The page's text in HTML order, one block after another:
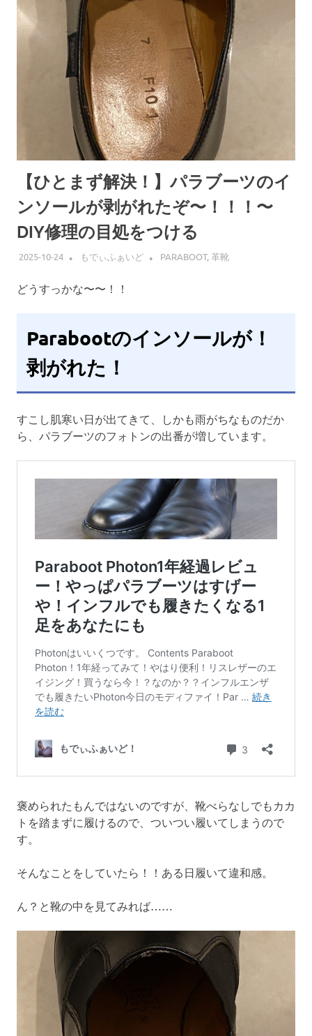
【ひとまず解決！】パラブーツのイ
ンソールが剥がれたぞ〜！！！〜
DIY修理の目処をつける
2025-10-24 もでぃふぁいど PARABOOT,革靴
どうすっかな〜〜！！
Parabootのインソールが！
剥がれた！
すこし肌寒い日が出てきて、しかも雨がちなものだか
ら、パラブーツのフォトンの出番が増しています。
褒められたもんではないのですが、靴べらなしでもカカ
トを踏まずに履けるので、ついつい履いてしまうので
す。
そんなことをしていたら！！ある日履いて違和感。
ん？と靴の中を見てみれば……